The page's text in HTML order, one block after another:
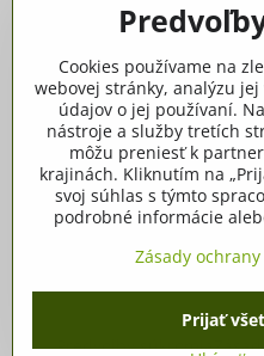
Informácie pre
Dôležité informácie
Ako spracúvame
Tlačivá, dokumenty
©2026
Predvoľby súkromia
Cookies používame na
webovej stránky, analýzu
údajov o jej používaní.
nástroje a služby tretích
môžu preniesť k
krajinách. Kliknutím na
svoj súhlas s týmto
podrobné informácie
Zásady
Prijať